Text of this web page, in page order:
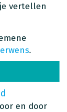
vertellen
.
en door